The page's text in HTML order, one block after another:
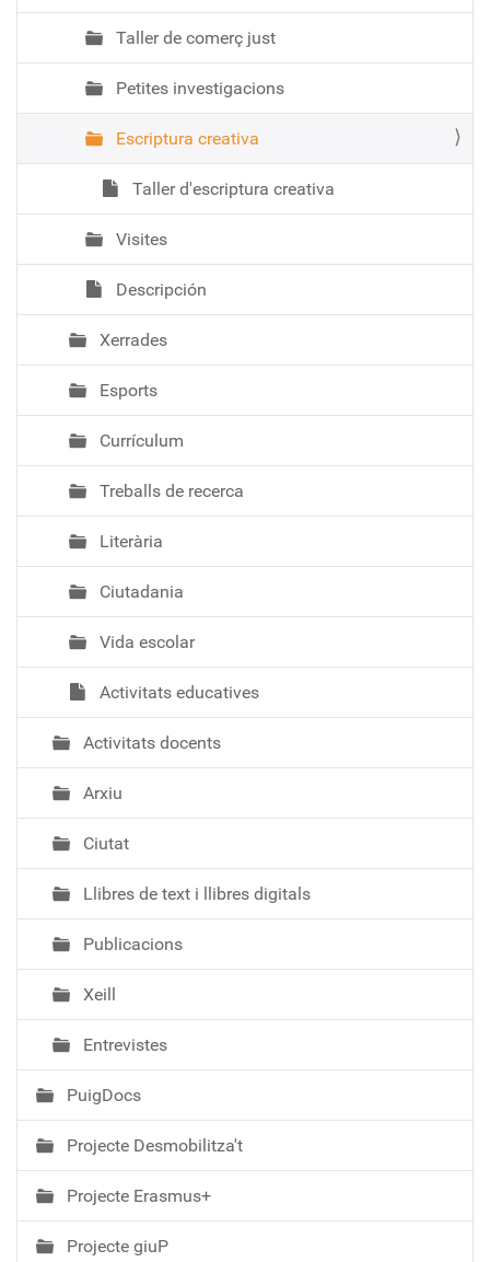
Taller de comerç just
Petites investigacions
Escriptura creativa
Taller d'escriptura creativa
Visites
Descripción
Xerrades
Esports
Currículum
Treballs de recerca
Literària
Ciutadania
Vida escolar
Activitats educatives
Activitats docents
Arxiu
Ciutat
Llibres de text i llibres digitals
Publicacions
Xeill
Entrevistes
PuigDocs
Projecte Desmobilitza't
Projecte Erasmus+
Projecte giuP